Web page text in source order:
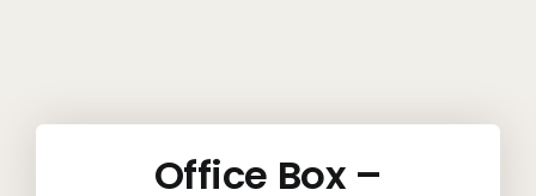
Office Box –